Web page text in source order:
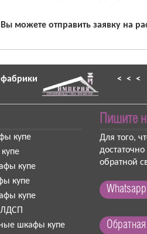
можете отправить заявку на
фабрики < < <
купе
купе
купе
купе
шкафы купе
Пишите
Для того,
обратной
Whatsapp